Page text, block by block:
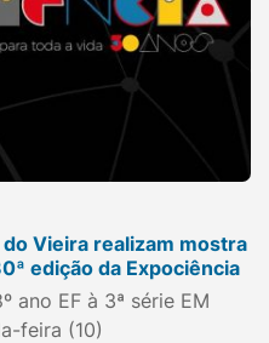
Vieira realizam mostra
edição da Expociência
ano EF à 3ª série EM
feira (10)